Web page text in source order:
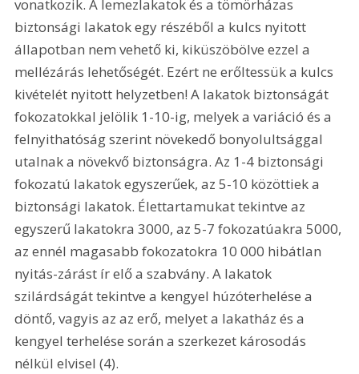
vonatkozik. A lemezlakatok és a tömörházas
biztonsági lakatok egy részéből a kulcs nyitott
állapotban nem vehető ki, kiküszöbölve ezzel a
mellézárás lehetőségét. Ezért ne erőltessük a kulcs
kivételét nyitott helyzetben! A lakatok biztonságát
fokozatokkal jelölik 1-10-ig, melyek a variáció és a
felnyithatóság szerint növekedő bonyolultsággal
utalnak a növekvő biztonságra. Az 1-4 biztonsági
fokozatú lakatok egyszerűek, az 5-10 közöttiek a
biztonsági lakatok. Élettartamukat tekintve az
egyszerű lakatokra 3000, az 5-7 fokozatúakra 5000,
az ennél magasabb fokozatokra 10 000 hibátlan
nyitás-zárást ír elő a szabvány. A lakatok
szilárdságát tekintve a kengyel húzóterhelése a
döntő, vagyis az az erő, melyet a lakatház és a
kengyel terhelése során a szerkezet károsodás
nélkül elvisel (4).